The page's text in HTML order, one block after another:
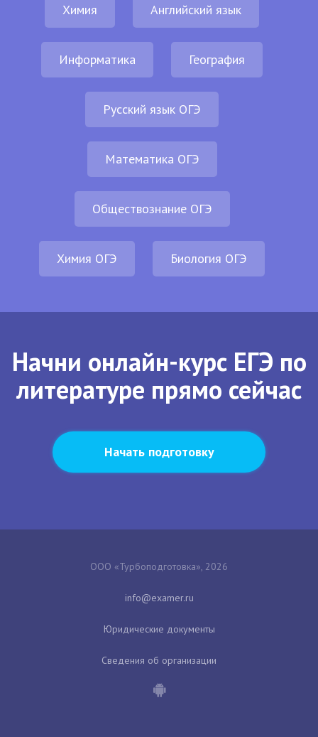
Химия Английский язык
Информатика География
Русский язык ОГЭ
Математика ОГЭ
Обществознание ОГЭ
Химия ОГЭ Биология ОГЭ
Начни онлайн-курс ЕГЭ по
литературе прямо сейчас
Начать подготовку
ООО «Турбоподготовка», 2026
Юридические документы
Сведения об организации